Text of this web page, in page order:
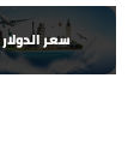
سعر الدولار